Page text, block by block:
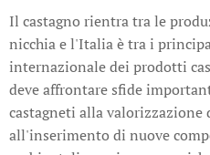
Il castagno rientra tra le
nicchia e l'Italia è tra i
internazionale dei prodotti
deve affrontare sfide
castagneti alla
all'inserimento di nuove